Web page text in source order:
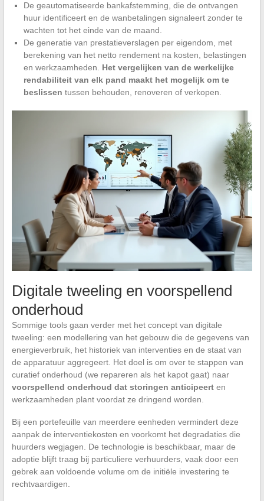
De geautomatiseerde bankafstemming, die de ontvangen
huur identificeert en de wanbetalingen signaleert zonder te
wachten tot het einde van de maand.
De generatie van prestatieverslagen per eigendom, met
berekening van het netto rendement na kosten, belastingen
en werkzaamheden. Het vergelijken van de werkelijke
rendabiliteit van elk pand maakt het mogelijk om te
beslissen tussen behouden, renoveren of verkopen.
Digitale tweeling en voorspellend
onderhoud
Sommige tools gaan verder met het concept van digitale
tweeling: een modellering van het gebouw die de gegevens van
energieverbruik, het historiek van interventies en de staat van
de apparatuur aggregeert. Het doel is om over te stappen van
curatief onderhoud (we repareren als het kapot gaat) naar
voorspellend onderhoud dat storingen anticipeerten
werkzaamheden plant voordat ze dringend worden.
Bij een portefeuille van meerdere eenheden vermindert deze
aanpak de interventiekosten en voorkomt het degradaties die
huurders wegjagen. De technologie is beschikbaar, maar de
adoptie blijft traag bij particuliere verhuurders, vaak door een
gebrek aan voldoende volume om de initiële investering te
rechtvaardigen.